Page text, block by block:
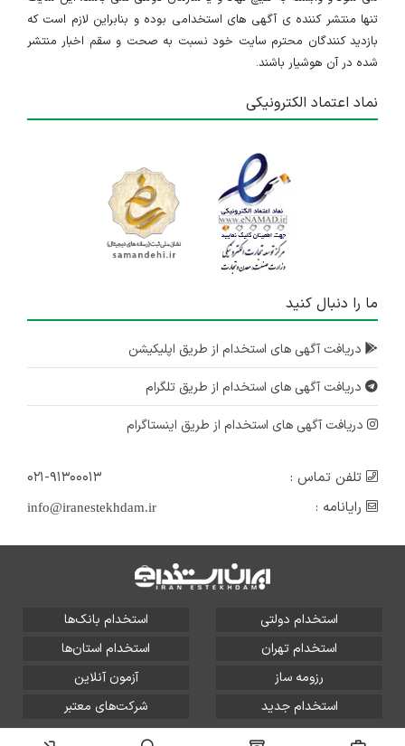
تنها منتشر کننده ی آگهی های استخدامی بوده و بنابراین لازم است که
بازدید کنندگان محترم سایت خود نسبت به صحت و سقم اخبار منتشر
شده در آن هوشیار باشند.
نماد اعتماد الکترونیکی
ما را دنبال کنید
دریافت آگهی های استخدام از طریق اپلیکیشن
دریافت آگهی های استخدام از طریق تلگرام
دریافت آگهی های استخدام از طریق اینستاگرام
تلفن تماس :
۰۲۱-۹۱۳۰۰۰۱۳
رایانامه :
info@iranestekhdam.ir
استخدام دولتی
استخدام بانک‌ها
استخدام تهران
استخدام استان‌ها
رزومه ساز
آزمون آنلاین
استخدام جدید
شرکت‌های معتبر
تمامی حقوق این سایت برای آلتین سیستم محفوظ است و هر